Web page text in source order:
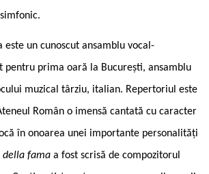
este un cunoscut ansamblu vocal-
pentru prima oară la București, ansamblu
muzical târziu, italian. Repertoriul este
Român o imensă cantată cu caracter
în onoarea unei importante personalități
della fama a fost scrisă de compozitorul